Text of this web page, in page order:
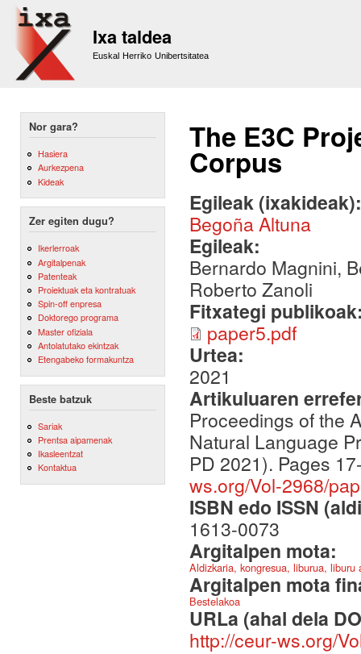
Ixa taldea
Euskal Herriko Unibertsitatea
Nor gara?
Hasiera
Aurkezpena
Kideak
Zer egiten dugu?
Ikerlerroak
Argitalpenak
Patenteak
Proiektuak eta kontratuak
Spin-off enpresa
Doktorego programa
Master ofiziala
Antolatutako ekintzak
Etengabeko formakuntza
Beste batzuk
Sariak
Prentsa aipamenak
Ikasleentzat
Kontaktua
The E3C
Corpus
Egileak
Begoña Altuna
Egileak:
Bernardo Magnini,
Roberto Zanoli
Fitxategi
paper5.pdf
Urtea:
2021
Artikuluaren
Proceedings of the
Natural Language
PD 2021). Pages
ws.org/Vol-2968/
ISBN edo ISSN
1613-0073
Argitalpen mota:
Aldizkaria, kongresua, liburua,
Argitalpen mota
Bestelakoa
URLa (ahal dela
http://ceur-ws.org/